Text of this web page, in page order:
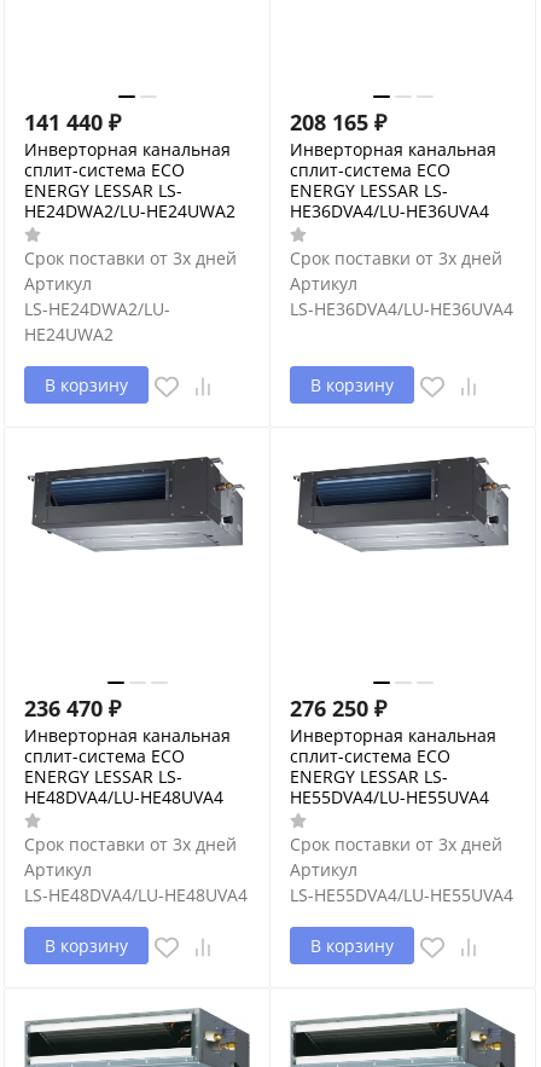
141 440 ₽
Инверторная канальная
сплит-система ECO
ENERGY LESSAR LS-
HE24DWA2/LU-HE24UWA2
Срок поставки от 3х дней
Артикул
LS-HE24DWA2/LU-
HE24UWA2
В корзину
208 165 ₽
Инверторная канальная
сплит-система ECO
ENERGY LESSAR LS-
HE36DVA4/LU-HE36UVA4
Срок поставки от 3х дней
Артикул
LS-HE36DVA4/LU-HE36UVA4
В корзину
236 470 ₽
Инверторная канальная
сплит-система ECO
ENERGY LESSAR LS-
HE48DVA4/LU-HE48UVA4
Срок поставки от 3х дней
Артикул
LS-HE48DVA4/LU-HE48UVA4
В корзину
276 250 ₽
Инверторная канальная
сплит-система ECO
ENERGY LESSAR LS-
HE55DVA4/LU-HE55UVA4
Срок поставки от 3х дней
Артикул
LS-HE55DVA4/LU-HE55UVA4
В корзину